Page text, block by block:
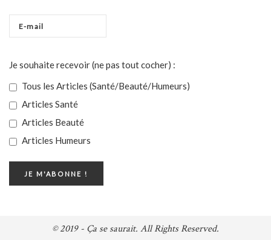
Je souhaite recevoir (ne pas tout cocher) :
Tous les Articles (Santé/Beauté/Humeurs)
Articles Santé
Articles Beauté
Articles Humeurs
© 2019 - Ça se saurait. All Rights Reserved.